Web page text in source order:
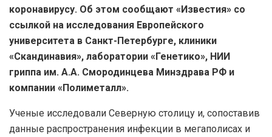
коронавирусу. Об этом сообщают «Известия» со
ссылкой на исследования Европейского
университета в Санкт-Петербурге, клиники
«Скандинавия», лаборатории «Генетико», НИИ
гриппа им. А.А. Смородинцева Минздрава РФ и
компании «Полиметалл».
Ученые исследовали Северную столицу и, сопоставив
данные распространения инфекции в мегаполисах и